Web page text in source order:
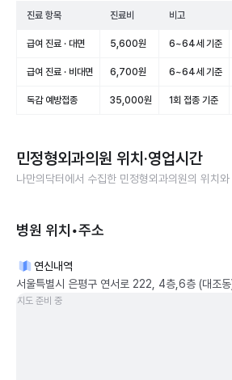
진료 항목 진료비 비고
급여 진료 · 대면 5,600원 6~64세 기준
급여 진료 · 비대면 6,700원 6~64세 기준
독감 예방접종 35,000원 1회 접종 기준
민정형외과의원 위치·영업시간
나만의닥터에서 수집한 민정형외과의원의 위치
병원 위치•주소
연신내역
서울특별시 은평구 연서로 222, 4층,6층 (대조
지도 준비 중